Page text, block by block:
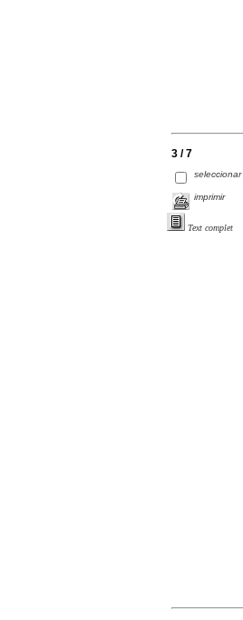
3 / 7
seleccionar
imprimir
Text complet